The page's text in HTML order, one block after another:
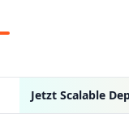
Jetzt Scalable